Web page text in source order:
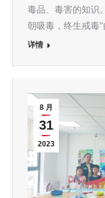
毒品、毒害的知识
朝吸毒，终生戒毒”
详情
8 月
31
2023